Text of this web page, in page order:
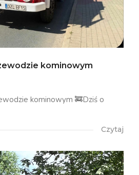
kominowym
kominowym 🚒Dziś o
Czytaj